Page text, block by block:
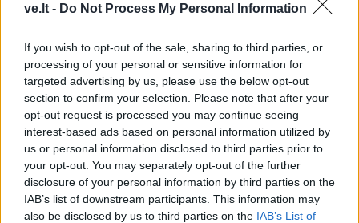
ve.lt - Do Not Process My Personal Information
If you wish to opt-out of the sale, sharing to third parties, or
processing of your personal or sensitive information for
targeted advertising by us, please use the below opt-out
section to confirm your selection. Please note that after your
opt-out request is processed you may continue seeing
interest-based ads based on personal information utilized by
us or personal information disclosed to third parties prior to
your opt-out. You may separately opt-out of the further
disclosure of your personal information by third parties on the
IAB’s list of downstream participants. This information may
also be disclosed by us to third parties on the IAB’s List of
Kriminalai
Klaipėdoje dingo
nepilnametis. Gal matėte?
Kriminalai
Dviem Klaipėdos
gimnazistams už kanapių
pagrobimą ir platinimą –
lygtinis laisvės atėmimas